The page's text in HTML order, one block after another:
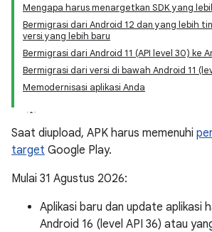
Mengapa harus menargetkan SDK yang
Bermigrasi dari Android 12 dan yang lebih
versi yang lebih baru
Bermigrasi dari Android 11 (API level 30) ke
Bermigrasi dari versi di bawah Android 11
Memodernisasi aplikasi Anda
Saat diupload, APK harus memenuhi
target Google Play.
Mulai 31 Agustus 2026:
Aplikasi baru dan update aplikasi
Android 16 (level API 36) atau